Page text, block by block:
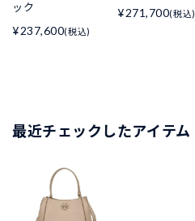
ック
¥237,600(税込)
¥271,700(税込)
最近チェックしたアイテム